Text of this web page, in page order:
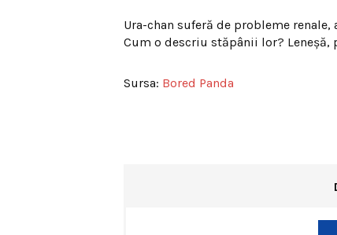
Ura-chan suferă de probleme
Cum o descriu stăpânii lor?
Sursa: Bored Panda